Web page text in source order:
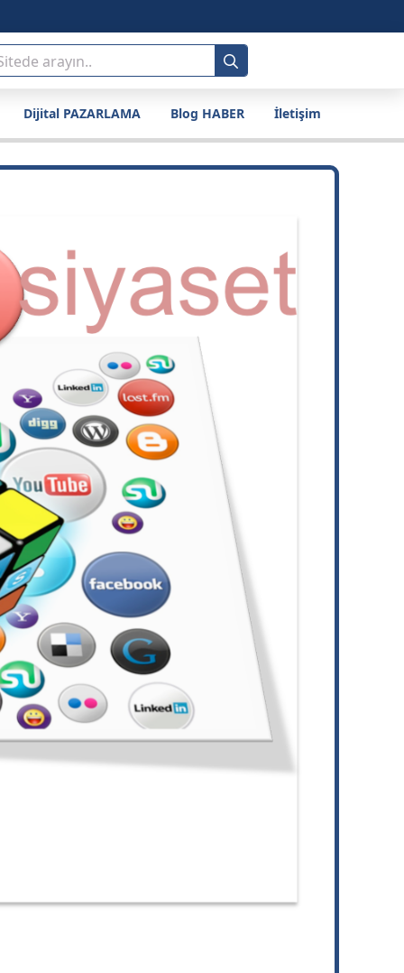
Search
for:
Dijital PAZARLAMA Blog HABER İletişim